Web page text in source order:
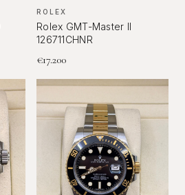
ROLEX
Rolex GMT-Master II
126711CHNR
€17.200